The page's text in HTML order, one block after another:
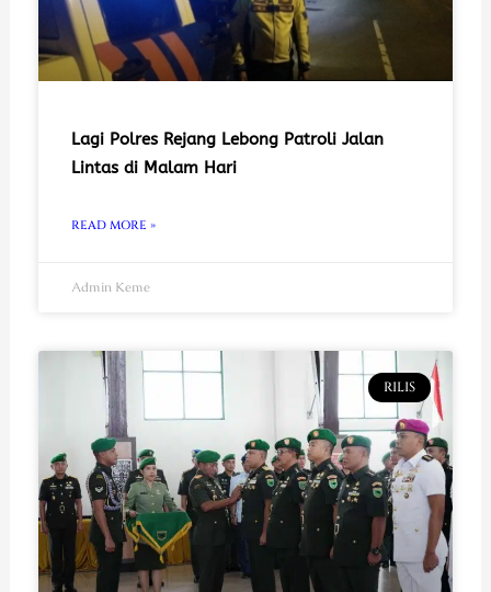
Lagi Polres Rejang Lebong Patroli Jalan
Lintas di Malam Hari
READ MORE »
Admin Keme
RILIS